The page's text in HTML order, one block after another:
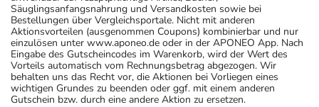
Säuglingsanfangsnahrung und Versandkosten sowie bei
Bestellungen über Vergleichsportale. Nicht mit anderen
Aktionsvorteilen (ausgenommen Coupons) kombinierbar und nur
einzulösen unter www.aponeo.de oder in der APONEO App. Nach
Eingabe des Gutscheincodes im Warenkorb, wird der Wert des
Vorteils automatisch vom Rechnungsbetrag abgezogen. Wir
behalten uns das Recht vor, die Aktionen bei Vorliegen eines
wichtigen Grundes zu beenden oder ggf. mit einem anderen
Gutschein bzw. durch eine andere Aktion zu ersetzen.